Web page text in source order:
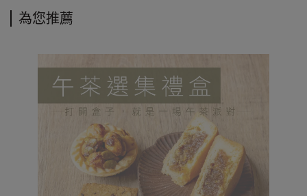
為您推薦